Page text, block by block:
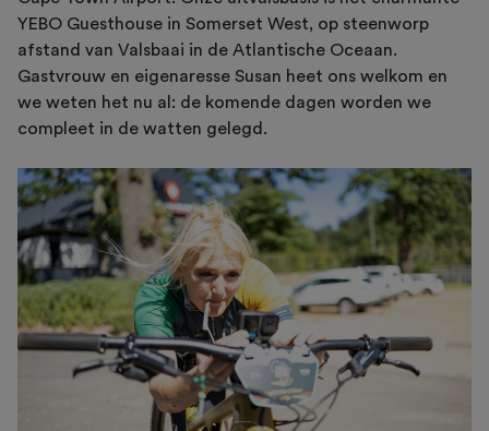
YEBO Guesthouse in Somerset West, op steenworp
afstand van Valsbaai in de Atlantische Oceaan.
Gastvrouw en eigenaresse Susan heet ons welkom en
we weten het nu al: de komende dagen worden we
compleet in de watten gelegd.